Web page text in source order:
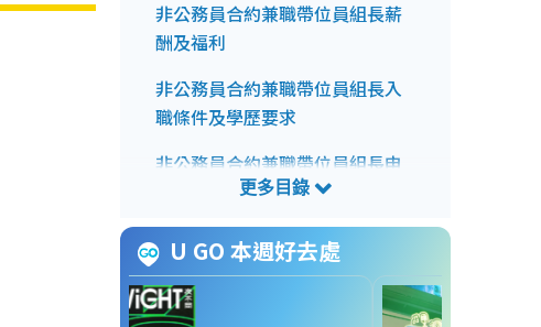
非公務員合約兼職帶位員組長薪
酬及福利
非公務員合約兼職帶位員組長入
職條件及學歷要求
非公務員合約兼職帶位員組長申
請前注意事項
非公務員合約兼職帶位員組長申
請方法
非公務員合約兼職帶位員組長截
U GO 本週好去處